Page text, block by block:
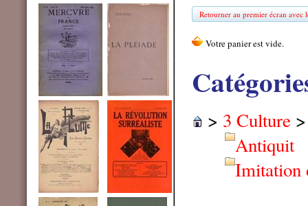
Retourner au premier écran avec
> 3 Culture
Antiquit
Imitation